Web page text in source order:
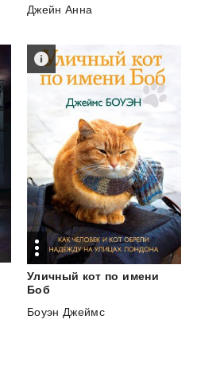
Джейн Анна
Уличный кот по имени
Боб
Боуэн Джеймс